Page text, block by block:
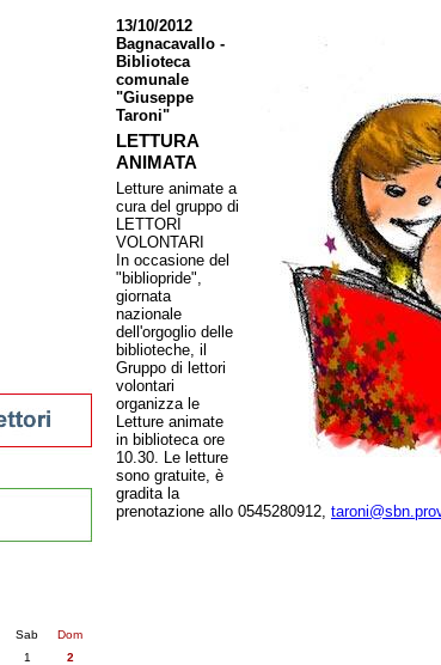
13/10/2012
Bagnacavallo -
Biblioteca
comunale
"Giuseppe
Taroni"
LETTURA
ANIMATA
Letture animate a
cura del gruppo di
LETTORI
VOLONTARI
In occasione del
"bibliopride",
giornata
nazionale
dell'orgoglio delle
biblioteche, il
Gruppo di lettori
volontari
organizza le
Letture animate
in biblioteca ore
10.30. Le letture
sono gratuite, è
gradita la
prenotazione allo 0545280912,
Sab
Dom
1
2